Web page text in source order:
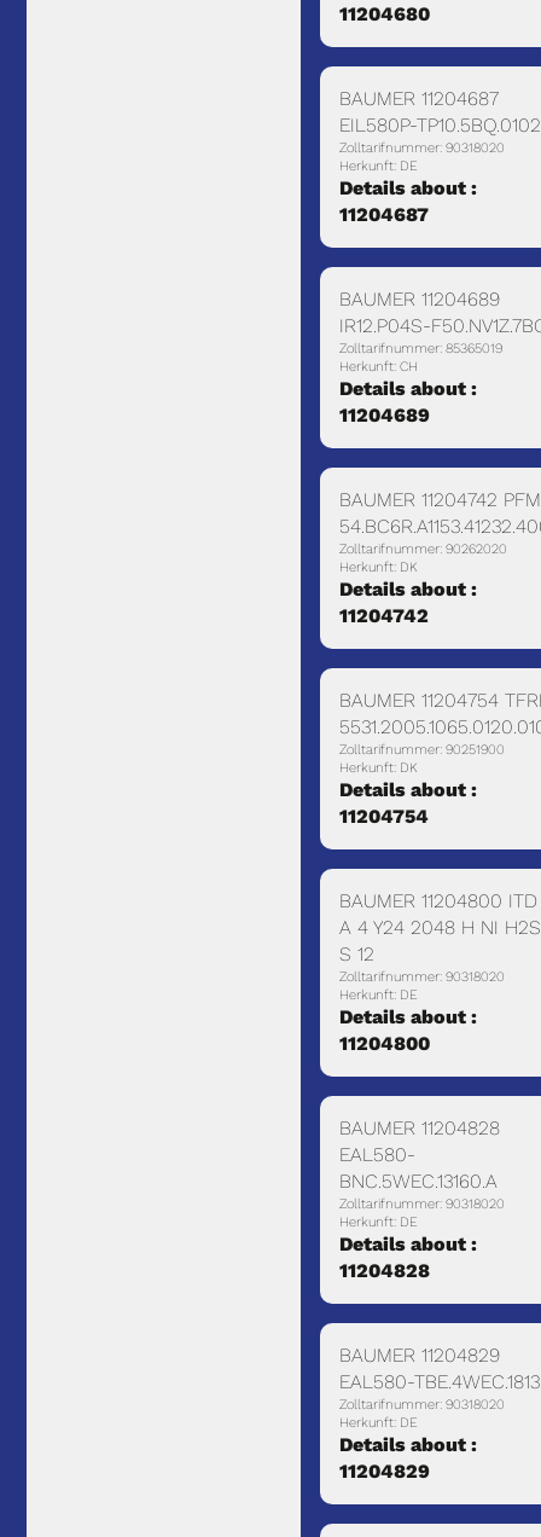
11204680
BAUMER 11204687
EIL580P-
Zolltarifnummer: 90318020
Herkunft: DE
Details about :
11204687
BAUMER 11204689
IR12.P04S-
Zolltarifnummer: 85365019
Herkunft: CH
Details about :
11204689
BAUMER 11204742
Zolltarifnummer: 90262020
Herkunft: DK
Details about :
11204742
BAUMER 11204754
Zolltarifnummer: 90251900
Herkunft: DK
Details about :
11204754
BAUMER 11204800
A 4 Y24 2048 H NI
S 12
Zolltarifnummer: 90318020
Herkunft: DE
Details about :
11204800
BAUMER 11204828
EAL580-
BNC.5WEC.13160.A
Zolltarifnummer: 90318020
Herkunft: DE
Details about :
11204828
BAUMER 11204829
EAL580-
Zolltarifnummer: 90318020
Herkunft: DE
Details about :
11204829